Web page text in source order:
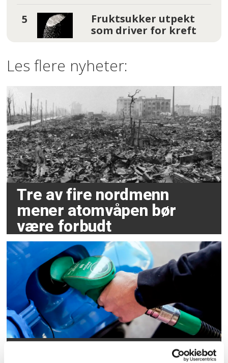
Fruktsukker utpekt
som driver for kreft
Les flere nyheter:
Tre av fire nordmenn
mener atomvåpen bør
være forbudt
Lokale Ap-ere splittet i